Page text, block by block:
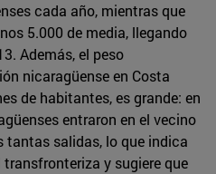
cada año, mientras que
5.000 de media, llegando
Además, el peso
nicaragüense en Costa
de habitantes, es grande: en
entraron en el vecino
tantas salidas, lo que indica
y sugiere que